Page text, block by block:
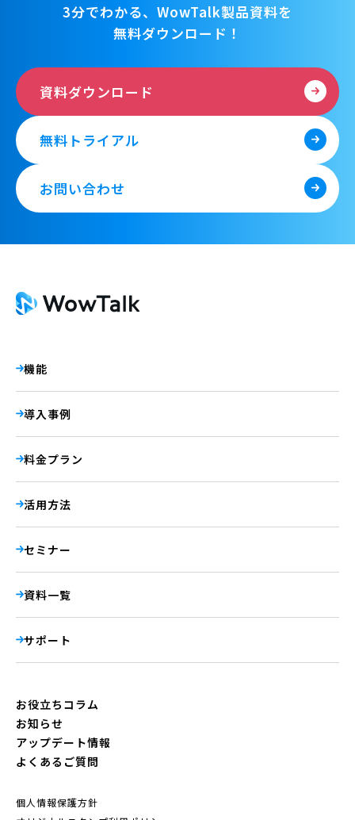
3分でわかる、WowTalk製品資料を
無料ダウンロード！
資料ダウンロード
無料トライアル
お問い合わせ
機能
導入事例
料金プラン
活用方法
セミナー
資料一覧
サポート
お役立ちコラム
お知らせ
アップデート情報
よくあるご質問
個人情報保護方針